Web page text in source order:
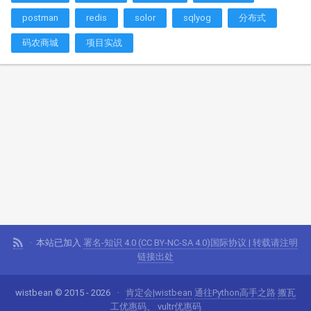
postman redis solor sqlyog 分布式
码农商城 项目实战
本站已加入 署名-知识 4.0 (CC BY-NC-SA 4.0)国际协议 | 转载请注明
链接出处
wistbean © 2015 - 2026 肯定会|wistbean 通往Python高手之路 搬瓦
工优惠码、 vultr优惠码